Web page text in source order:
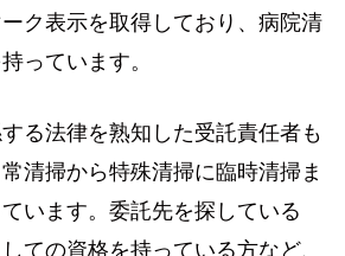
ク表示を取得しており、病院清
っています。
る法律を熟知した受託責任者も
清掃から特殊清掃に臨時清掃ま
います。委託先を探している
ての資格を持っている方など、